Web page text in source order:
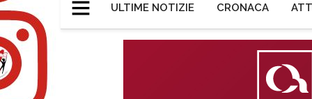
ULTIME NOTIZIE CRONACA